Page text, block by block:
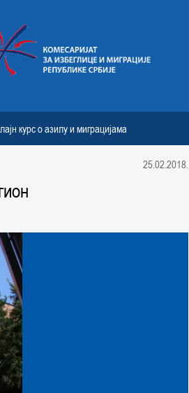
курс о азилу и миграцијама
25.02.2018.